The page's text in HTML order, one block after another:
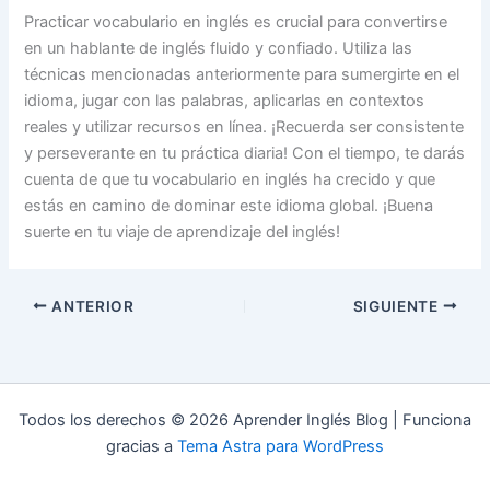
Practicar vocabulario en inglés es crucial para convertirse
en un hablante de inglés fluido y confiado. Utiliza las
técnicas mencionadas anteriormente para sumergirte en el
idioma, jugar con las palabras, aplicarlas en contextos
reales y utilizar recursos en línea. ¡Recuerda ser consistente
y perseverante en tu práctica diaria! Con el tiempo, te darás
cuenta de que tu vocabulario en inglés ha crecido y que
estás en camino de dominar este idioma global. ¡Buena
suerte en tu viaje de aprendizaje del inglés!
ANTERIOR SIGUIENTE
Todos los derechos © 2026 Aprender Inglés Blog | Funciona
gracias a Tema Astra para WordPress